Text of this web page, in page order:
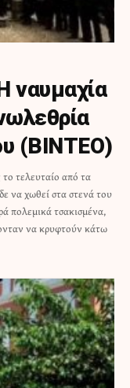
ναυμαχία
(ΒΙΝΤΕΟ)
τελευταίο από τα
να χωθεί στα στενά του
πολεμικά τσακισμένα,
να κρυφτούν κάτω